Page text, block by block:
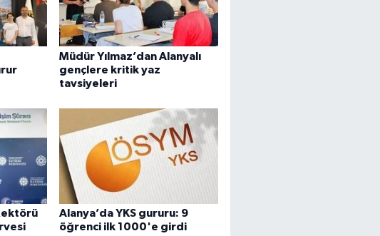
Müdür Yılmaz’dan Alanyalı
gençlere kritik yaz
tavsiyeleri
Alanya’da YKS gururu: 9
öğrenci ilk 1000'e girdi